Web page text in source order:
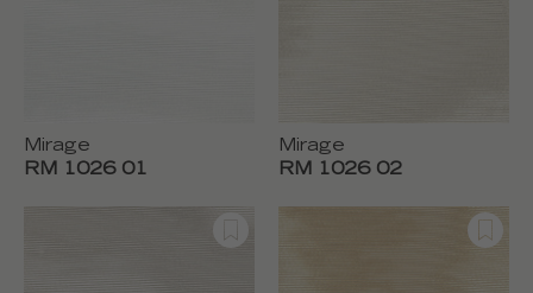
Mirage
RM 1026 01
Mirage
RM 1026 02